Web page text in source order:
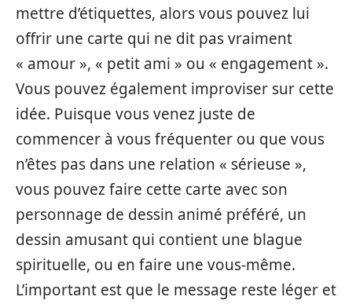
mettre d’étiquettes, alors vous pouvez lui
offrir une carte qui ne dit pas vraiment
« amour », « petit ami » ou « engagement ».
Vous pouvez également improviser sur cette
idée. Puisque vous venez juste de
commencer à vous fréquenter ou que vous
n’êtes pas dans une relation « sérieuse »,
vous pouvez faire cette carte avec son
personnage de dessin animé préféré, un
dessin amusant qui contient une blague
spirituelle, ou en faire une vous-même.
L’important est que le message reste léger et